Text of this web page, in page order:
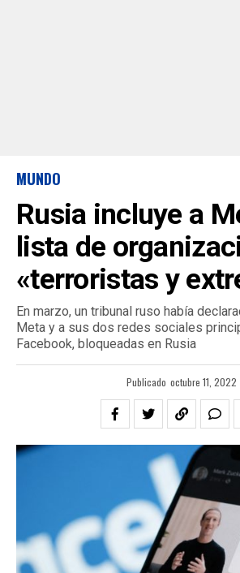
MUNDO
Rusia incluye a
lista de
«terroristas y
En marzo, un tribunal ruso había
Meta y a sus dos redes sociales
Facebook, bloqueadas en Rusia
Publicado octubre 11, 2022